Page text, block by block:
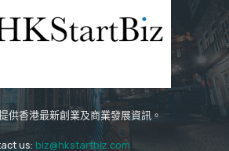
供香港最新創業及商業發展資訊。
us: biz@hkstartbiz.com